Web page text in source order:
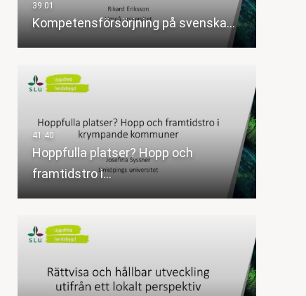
Kompetensförsörjning på svenska…
Hoppfulla platser? Hopp och
framtidstro i…